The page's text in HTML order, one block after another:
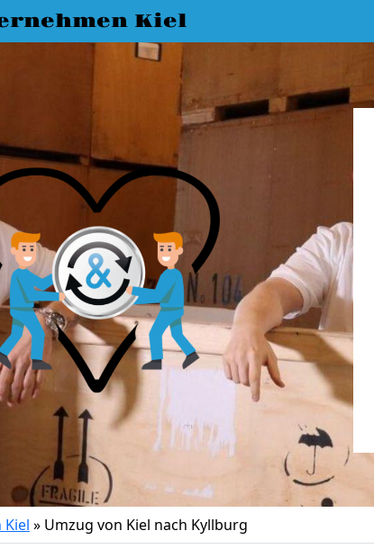
Kiel
» Umzug von Kiel nach Kyllburg